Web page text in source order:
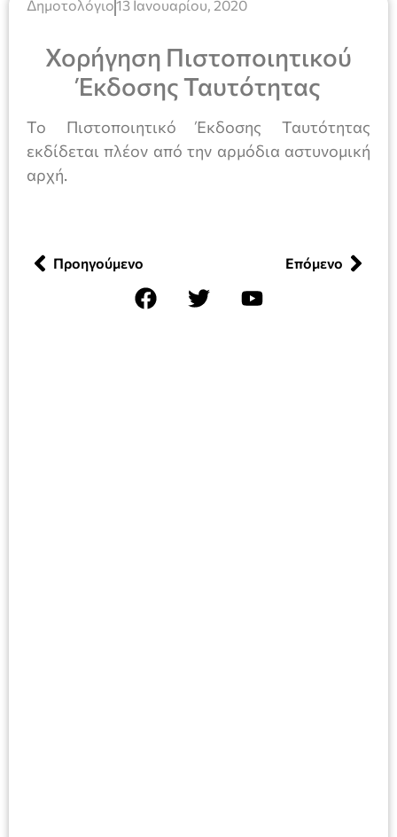
Δημοτολόγιο13 Ιανουαρίου, 2020
Χορήγηση Πιστοποιητικού
Έκδοσης Ταυτότητας
Το Πιστοποιητικό Έκδοσης Ταυτότητας
εκδίδεται πλέον από την αρμόδια αστυνομική
αρχή.
Προηγούμενο Επόμενο